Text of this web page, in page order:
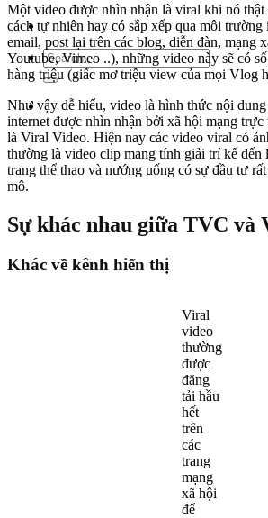
Một video được nhìn nhận là viral khi nó
cách tự nhiên hay có sắp xếp qua môi trường
email, post lại trên các blog, diễn đàn, mạng
Youtube, Vimeo ..), những video này sẽ có
hàng triệu (giấc mơ triệu view của mọi Vlog
Như vậy dễ hiểu, video là hình thức nội
internet được nhìn nhận bởi xã hội mạng
là Viral Video. Hiện nay các video viral có
thường là video clip mang tính giải trí kế đến
trang thể thao và nướng uống có sự đầu tư
mô.
Sự khác nhau giữa TVC và
Khác về kênh hiển thị
Viral
video
thường
được
đăng
tải hầu
hết
trên
các
trang
mạng
xã hội
để